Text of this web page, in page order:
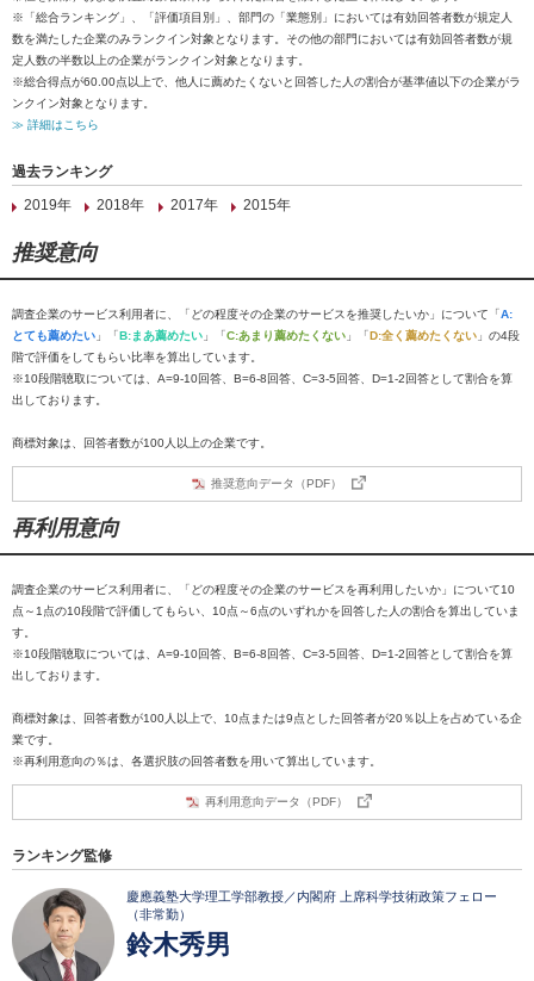
※「総合ランキング」、「評価項目別」、部門の「業態別」においては有効回答者数が規定人
数を満たした企業のみランクイン対象となります。その他の部門においては有効回答者数が規
定人数の半数以上の企業がランクイン対象となります。
※総合得点が60.00点以上で、他人に薦めたくないと回答した人の割合が基準値以下の企業がラ
ンクイン対象となります。
≫ 詳細はこちら
過去ランキング
2019年
2018年 2017年 2015年
推奨意向
調査企業のサービス利用者に、「どの程度その企業のサービスを推奨したいか」について「A:
とても薦めたい 」「B:まあ薦めたい 」「C:あまり薦めたくない 」「D:全く薦めたくない 」の4段
階で評価をしてもらい比率を算出しています。
※10段階聴取については、A=9-10回答、B=6-8回答、C=3-5回答、D=1-2回答として割合を算
出しております。
商標対象は、回答者数が100人以上の企業です。
推奨意向データ（PDF）
再利用意向
調査企業のサービス利用者に、「どの程度その企業のサービスを再利用したいか」について10
点～1点の10段階で評価してもらい、10点～6点のいずれかを回答した人の割合を算出していま
す。
※10段階聴取については、A=9-10回答、B=6-8回答、C=3-5回答、D=1-2回答として割合を算
出しております。
商標対象は、回答者数が100人以上で、10点または9点とした回答者が20％以上を占めている企
業です。
※再利用意向の％は、各選択肢の回答者数を用いて算出しています。
再利用意向データ（PDF）
ランキング監修
慶應義塾大学理工学部教授／内閣府 上席科学技術政策フェロー
（非常勤）
鈴木秀男